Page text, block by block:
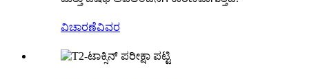
ವಿಚಾರಣೆವಿವರ